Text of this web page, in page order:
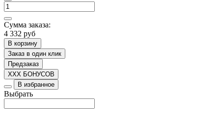
Сумма заказа:
4 332 руб
В корзину
Заказ в один клик
Предзаказ
XXX БОНУСОВ
В избранное
Выбрать